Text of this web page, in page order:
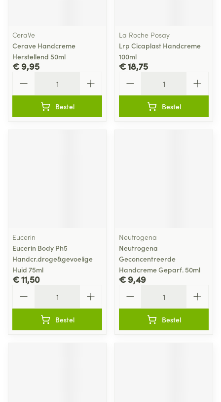
CeraVe
Cerave Handcreme
Herstellend 50ml
€ 9,95
Bestel
La Roche Posay
Lrp Cicaplast Handcreme
100ml
€ 18,75
Bestel
Eucerin
Eucerin Body Ph5
Handcr.droge&gevoelige
Huid 75ml
€ 11,50
Bestel
Neutrogena
Neutrogena
Geconcentreerde
Handcreme Geparf. 50ml
€ 9,49
Bestel